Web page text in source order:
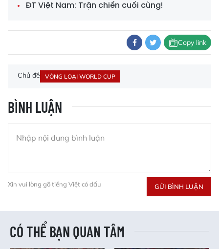
ĐT Việt Nam: Trận chiến cuối cùng!
Copy link
Chủ đề VÒNG LOẠI WORLD CUP
BÌNH LUẬN
Xin vui lòng gõ tiếng Việt có dấu GỬI BÌNH LUẬN
CÓ THỂ BẠN QUAN TÂM